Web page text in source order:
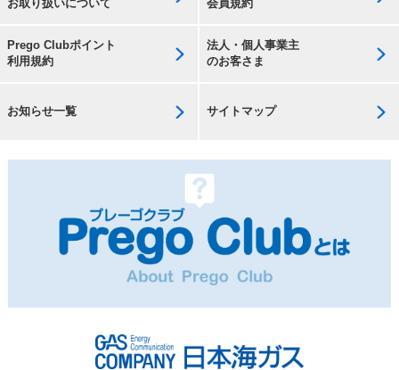
お取り扱いについて
会員規約
Prego Clubポイント
利用規約
法人・個人事業主
のお客さま
お知らせ一覧 サイトマップ